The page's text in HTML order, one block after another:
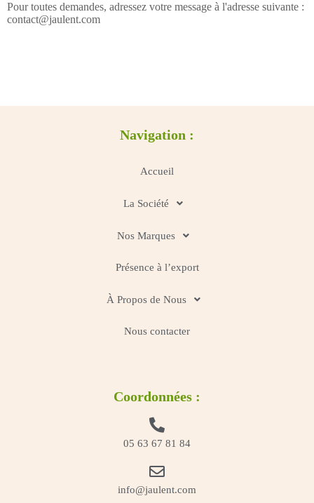
Pour toutes demandes, adressez votre message à l'adresse suivante :
contact@jaulent.com
Navigation :
Accueil
La Société
Nos Marques
Présence à l’export
À Propos de Nous
Nous contacter
Coordonnées :
05 63 67 81 84
info@jaulent.com